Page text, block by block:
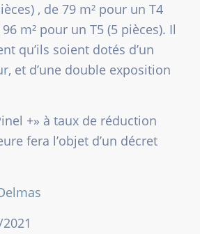
, de 79 m² pour un T4
m² pour un T5 (5 pièces). Il
qu’ils soient dotés d’un
, et d’une double exposition
+» à taux de réduction
fera l’objet d’un décret